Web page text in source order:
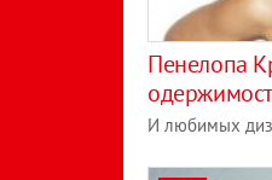
Пенелопа
И любимых